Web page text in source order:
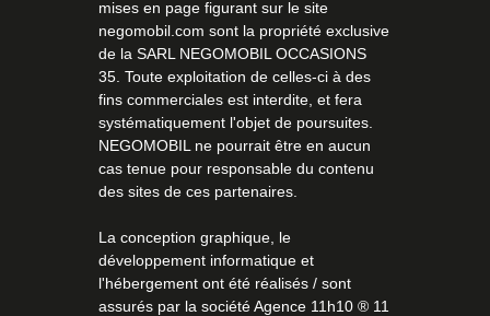
mises en page figurant sur le site
negomobil.com sont la propriété exclusive
de la SARL NEGOMOBIL OCCASIONS
35. Toute exploitation de celles-ci à des
fins commerciales est interdite, et fera
systématiquement l'objet de poursuites.
NEGOMOBIL ne pourrait être en aucun
cas tenue pour responsable du contenu
des sites de ces partenaires.
La conception graphique, le
développement informatique et
l'hébergement ont été réalisés / sont
assurés par la sociétéAgence 11h10® 11